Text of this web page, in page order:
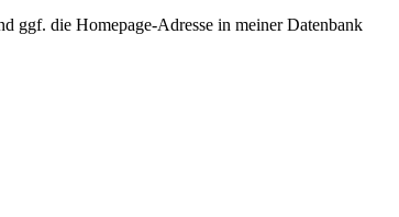
ggf. die Homepage-Adresse in meiner Datenbank